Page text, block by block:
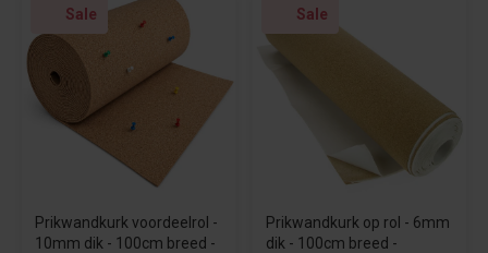
Sale
Prikwandkurk voordeelrol -
10mm dik - 100cm breed -
Sale
Prikwandkurk op rol - 6mm
dik - 100cm breed -